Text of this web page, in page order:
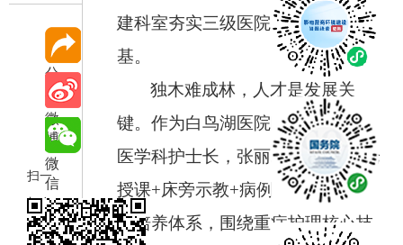
分
享
微
博
微
信
扫一
扫在
手机
建科室夯实三级医院护理服务根
基。
独木难成林，人才是发展关
键。作为白鸟湖医院呼吸与危重症
医学科护士长，张丽牵头打造“理论
授课+床旁示教+病例研讨”三位一
体培养体系，围绕重症护理核心技